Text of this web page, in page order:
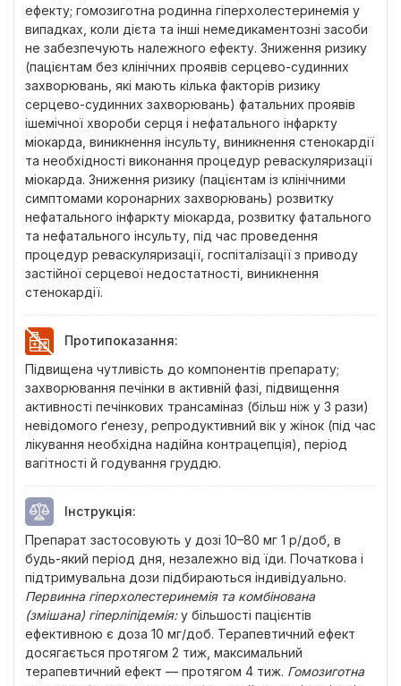
ефекту; гомозиготна родинна гіперхолестеринемія у
випадках, коли дієта та інші немедикаментозні засоби
не забезпечують належного ефекту. Зниження ризику
(пацієнтам без клінічних проявів серцево-судинних
захворювань, які мають кілька факторів ризику
серцево-судинних захворювань) фатальних проявів
ішемічної хвороби серця і нефатального інфаркту
міокарда, виникнення інсульту, виникнення стенокардії
та необхідності виконання процедур реваскуляризації
міокарда. Зниження ризику (пацієнтам із клінічними
симптомами коронарних захворювань) розвитку
нефатального інфаркту міокарда, розвитку фатального
та нефатального інсульту, під час проведення
процедур реваскуляризації, госпіталізації з приводу
застійної серцевої недостатності, виникнення
стенокардії.
Протипоказання:
Підвищена чутливість до компонентів препарату;
захворювання печінки в активній фазі, підвищення
активності печінкових трансаміназ (більш ніж у 3 рази)
невідомого ґенезу, репродуктивний вік у жінок (під час
лікування необхідна надійна контрацепція), період
вагітності й годування груддю.
Інструкція:
Препарат застосовують у дозі 10–80 мг 1 р/доб, в
будь-який період дня, незалежно від їди. Початкова і
підтримувальна дози підбираються індивідуально.
Первинна гіперхолестеринемія та комбінована
(змішана) гіперліпідемія:у більшості пацієнтів
ефективною є доза 10 мг/доб. Терапевтичний ефект
досягається протягом 2 тиж, максимальний
терапевтичний ефект — протягом 4 тиж. Гомозиготна